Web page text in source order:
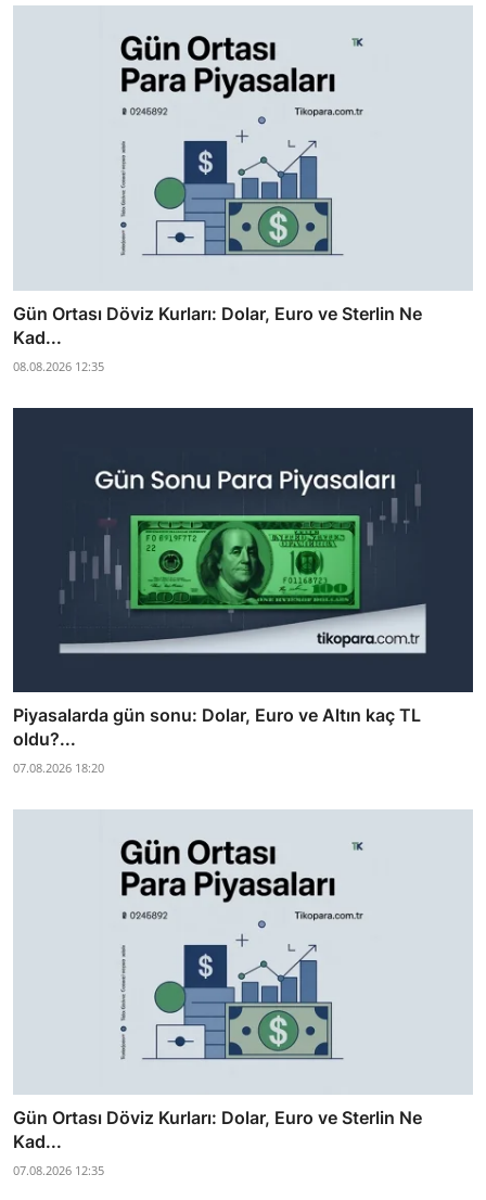
Gün Ortası Döviz Kurları: Dolar, Euro ve Sterlin Ne
Kad...
08.08.2026 12:35
Piyasalarda gün sonu: Dolar, Euro ve Altın kaç TL
oldu?...
07.08.2026 18:20
Gün Ortası Döviz Kurları: Dolar, Euro ve Sterlin Ne
Kad...
07.08.2026 12:35